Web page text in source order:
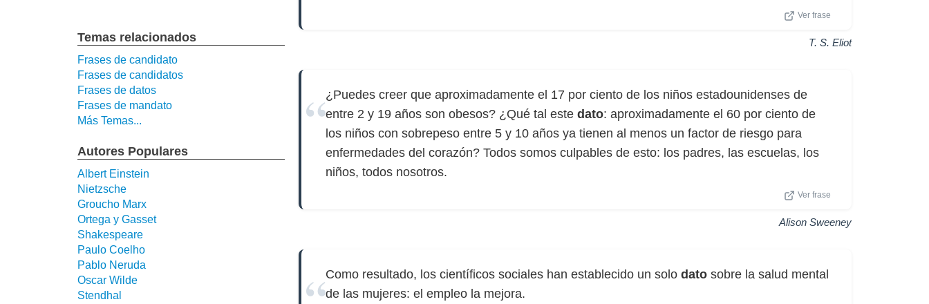
Ver frase
T. S. Eliot
¿Puedes creer que aproximadamente el 17 por ciento de los niños estadounidenses de
entre 2 y 19 años son obesos? ¿Qué tal este dato: aproximadamente el 60 por ciento de
los niños con sobrepeso entre 5 y 10 años ya tienen al menos un factor de riesgo para
enfermedades del corazón? Todos somos culpables de esto: los padres, las escuelas, los
niños, todos nosotros.
Ver frase
Alison Sweeney
Como resultado, los científicos sociales han establecido un solo dato sobre la salud mental
de las mujeres: el empleo la mejora.
Temas relacionados
Frases de candidato
Frases de candidatos
Frases de datos
Frases de mandato
Más Temas...
Autores Populares
Albert Einstein
Nietzsche
Groucho Marx
Ortega y Gasset
Shakespeare
Paulo Coelho
Pablo Neruda
Oscar Wilde
Stendhal